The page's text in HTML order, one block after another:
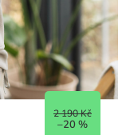
2 190 Kč
–20 %